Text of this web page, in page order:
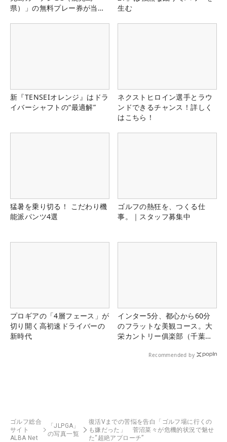
県）」の無料プレー券が当た
生む
新『TENSEIオレンジ』はドラ
イバーシャフトの“最適解”
ネクストヒロイン選手とラウ
ンドできるチャンス！詳しく
はこちら！
猛暑を乗り切る！ こだわり機
能派パンツ4選
ゴルフの熱狂を、つくる仕
事。｜スタッフ募集中
プロギアの「4層フェース」が
切り開く高初速ドライバーの
新時代
インター5分、都心から60分
のフラットな美観コース。大
栄カントリー俱楽部（千葉
Recommended by
ゴルフ総合
サイト
ALBA Net
「JLPGA」
の写真一覧
復活Vまでの苦悩を告白「ゴルフ場に行くの
も嫌だった」 菅沼菜々が危機的状況で魅せ
た“超絶アプローチ”